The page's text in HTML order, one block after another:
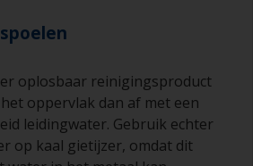
oplosbaar reinigingsproduct
oppervlak dan af met een
leidingwater. Gebruik echter
op kaal gietijzer, omdat dit